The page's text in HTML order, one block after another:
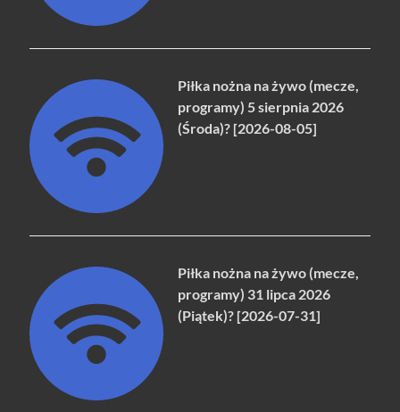
Piłka nożna na żywo (mecze,
programy) 5 sierpnia 2026
(Środa)? [2026-08-05]
Piłka nożna na żywo (mecze,
programy) 31 lipca 2026
(Piątek)? [2026-07-31]